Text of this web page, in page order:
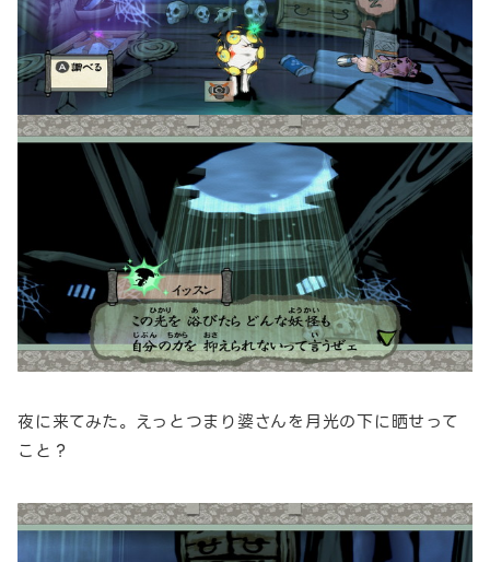
夜に来てみた。えっとつまり婆さんを月光の下に晒せって
こと？